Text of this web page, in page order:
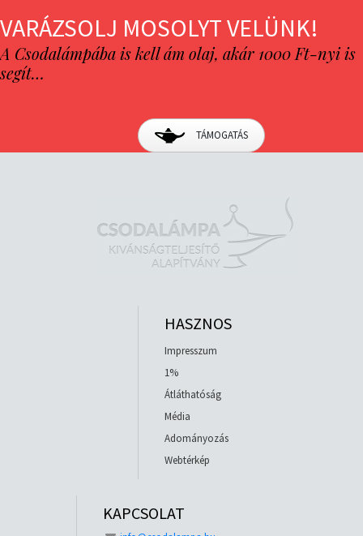
VARÁZSOLJ MOSOLYT VELÜNK!
A Csodalámpába is kell ám olaj, akár 1000 Ft-nyi is
segít…
TÁMOGATÁS
HASZNOS
Impresszum
1%
Átláthatóság
Média
Adományozás
Webtérkép
KAPCSOLAT